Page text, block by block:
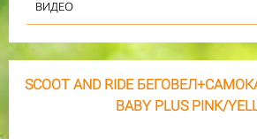
ВИДЕО
SCOOT AND RIDE
BABY PLUS PINK/